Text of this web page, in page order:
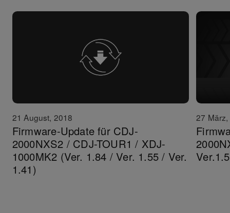
21 August, 2018
Firmware-Update für CDJ-
2000NXS2 / CDJ-TOUR1 / XDJ-
1000MK2 (Ver. 1.84 / Ver. 1.55 / Ver.
1.41)
27